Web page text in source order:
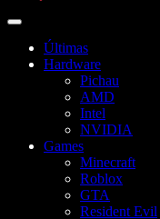
Abrir
Últimas
Hardware
Pichau
AMD
Intel
NVIDIA
Games
Minecraft
Roblox
GTA
Resident Evil